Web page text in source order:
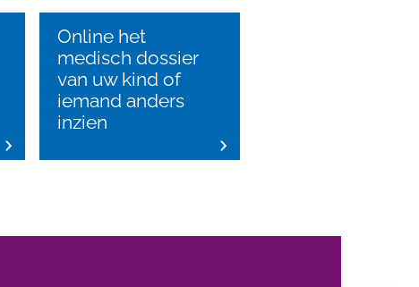
Online het
medisch dossier
van uw kind of
iemand anders
inzien